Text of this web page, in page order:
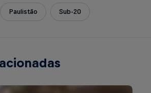
Paulistão Sub-20